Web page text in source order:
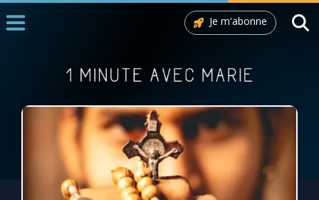
1000 Raisons de Croire
L'actualité de la semaine
Je m'abonne